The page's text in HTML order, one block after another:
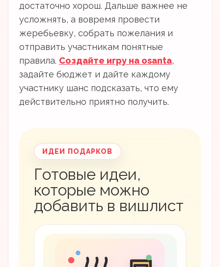
достаточно хорош. Дальше важнее не
усложнять, а вовремя провести
жеребьевку, собрать пожелания и
отправить участникам понятные
правила. Создайте игру на osanta,
задайте бюджет и дайте каждому
участнику шанс подсказать, что ему
действительно приятно получить.
ИДЕИ ПОДАРКОВ
Готовые идеи,
которые можно
добавить в вишлист